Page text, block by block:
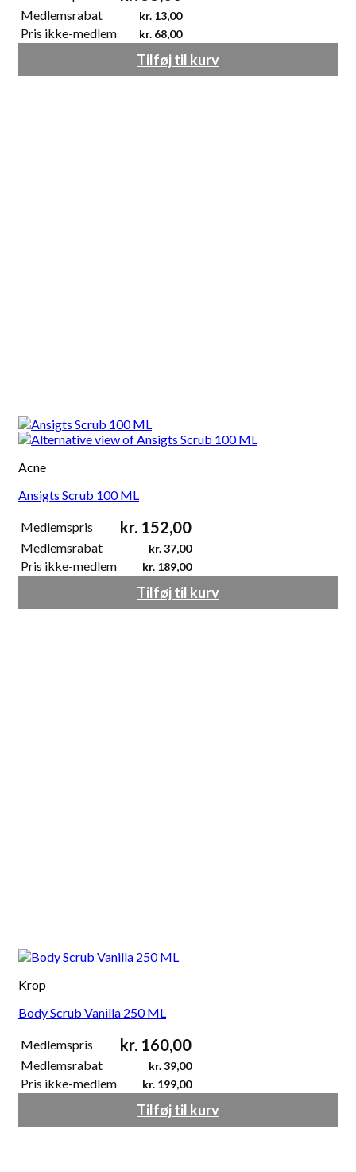
Medlemsrabat kr. 13,00
Pris ikke-medlem kr. 68,00
Tilføj til kurv
Acne
Ansigts Scrub 100 ML
Medlemspris kr. 152,00
Medlemsrabat kr.37,00
Pris ikke-medlem kr. 189,00
Tilføj til kurv
Krop
Body Scrub Vanilla 250 ML
Medlemspris kr. 160,00
Medlemsrabat kr.39,00
Pris ikke-medlem kr. 199,00
Tilføj til kurv